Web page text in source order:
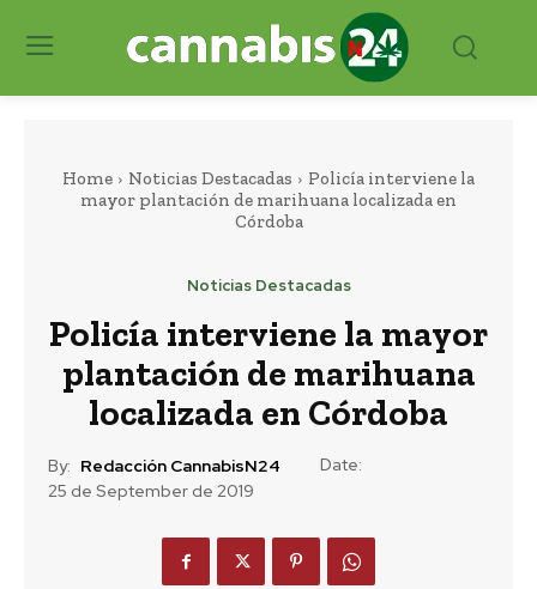
Home Noticias Destacadas
Policía interviene la
mayor plantación de marihuana localizada en
Córdoba
Noticias Destacadas
Policía interviene la mayor
plantación de marihuana
localizada en Córdoba
By: Redacción CannabisN24
Date:
25 de September de 2019